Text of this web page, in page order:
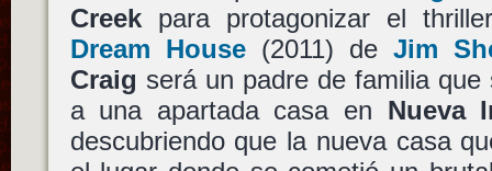
Creekpara protagonizar el
Dream House(2011) de Jim
Craig será un padre de familia
a una apartada casa en Nueva
descubriendo que la nueva casa